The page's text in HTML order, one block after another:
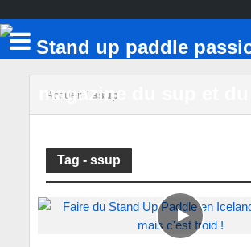
Accueil/ ssup
Tag - ssup